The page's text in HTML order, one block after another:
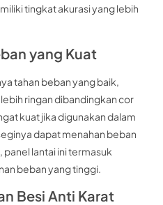
tingkat akurasi yang lebih
yang Kuat
tahan beban yang baik,
ringan dibandingkan cor
kuat jika digunakan dalam
dapat menahan beban
lantai ini termasuk
beban yang tinggi.
Besi Anti Karat